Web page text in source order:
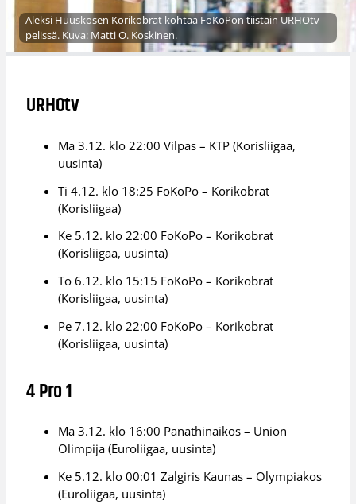
Aleksi Huuskosen Korikobrat kohtaa FoKoPon tiistain URHOtv-
pelissä. Kuva: Matti O. Koskinen.
URHOtv
Ma 3.12. klo 22:00 Vilpas – KTP (Korisliigaa,
uusinta)
Ti 4.12. klo 18:25 FoKoPo – Korikobrat
(Korisliigaa)
Ke 5.12. klo 22:00 FoKoPo – Korikobrat
(Korisliigaa, uusinta)
To 6.12. klo 15:15 FoKoPo – Korikobrat
(Korisliigaa, uusinta)
Pe 7.12. klo 22:00 FoKoPo – Korikobrat
(Korisliigaa, uusinta)
4 Pro 1
Ma 3.12. klo 16:00 Panathinaikos – Union
Olimpija (Euroliigaa, uusinta)
Ke 5.12. klo 00:01 Zalgiris Kaunas – Olympiakos
(Euroliigaa, uusinta)